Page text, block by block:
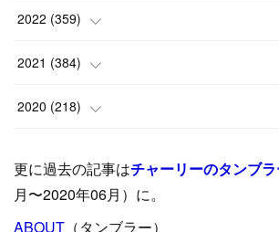
(6)
(9 )
( 5 )
( 15
(24)
(10)
(18)
(17)
)
(12)
(25)
(17)
(35)
(33 )
(26)
2022 (359)
(42)
(37)
(31)
2021 (384)
(9)
(39)
2020 (218)
(24)
更に過去の記事はチャーリーのタンブ
月〜2020年06月）に。
ABOUT （タンブラー）